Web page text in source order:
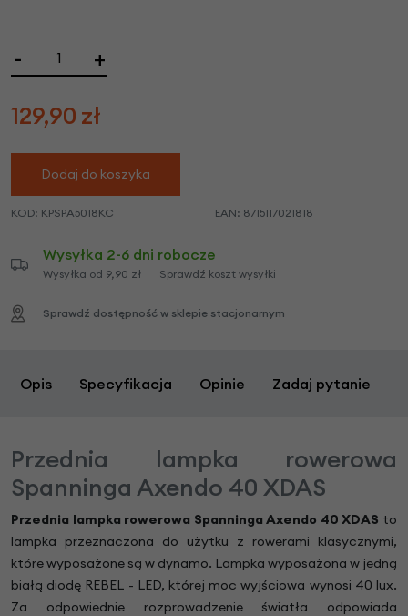
- +
129,90 zł
Dodaj do koszyka
KOD: KPSPA5018KC EAN: 8715117021818
Wysyłka 2-6 dni robocze
Wysyłka od 9,90 zł Sprawdź koszt wysyłki
Sprawdź dostępność w sklepie stacjonarnym
Opis Specyfikacja Opinie Zadaj pytanie
Przednia lampka rowerowa
Spanninga Axendo 40 XDAS
Przednia lampka rowerowa Spanninga Axendo 40 XDAS to
lampka przeznaczona do użytku z rowerami klasycznymi,
które wyposażone są w dynamo. Lampka wyposażona w jedną
białą diodę REBEL - LED, której moc wyjściowa wynosi 40 lux.
Za odpowiednie rozprowadzenie światła odpowiada